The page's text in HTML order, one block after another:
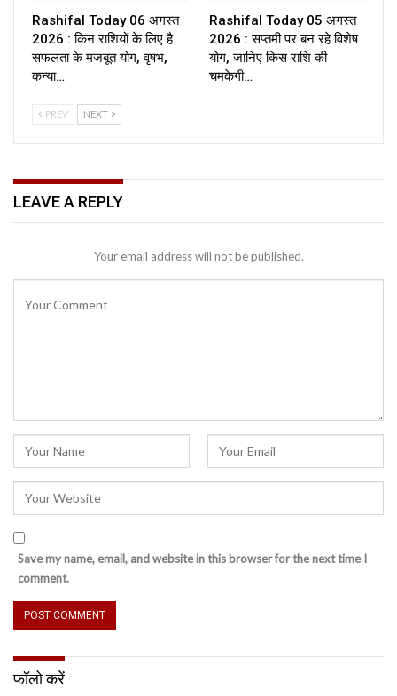
Rashifal Today 06 अगस्त
2026 : किन राशियों के लिए है
सफलता के मजबूत योग, वृषभ,
कन्या…
Rashifal Today 05 अगस्त
2026 : सप्तमी पर बन रहे विशेष
योग, जानिए किस राशि की
चमकेगी…
PREV NEXT
LEAVE A REPLY
Your email address will not be published.
Save my name, email, and website in this browser for the next time I
comment.
फॉलो करें